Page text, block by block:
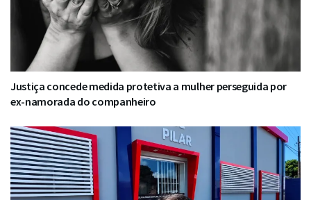
Justiça concede medida protetiva a mulher perseguida por
ex-namorada do companheiro